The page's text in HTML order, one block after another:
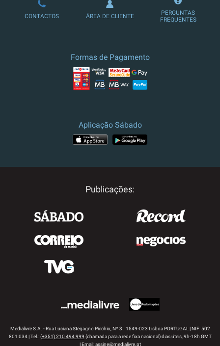
LOJA DE ASSINATURAS
CONTACTOS ÁREA DE CLIENTE
PERGUNTAS
FREQUENTES
Formas de Pagamento
Aplicação Sábado
Publicações:
Medialivre S.A. - Rua Luciana Stegagno Picchio, Nº 3 . 1549-023 Lisboa PORTUGAL | NIF: 502
801 034 | Tel.:(+351) 210 494 999 (chamada para a rede fixa nacional) dias úteis, 9h-18h GMT
| Email:assine@medialivre.pt